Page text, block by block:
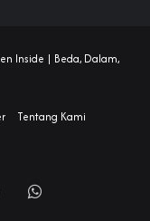
Inside | Beda, Dalam,
Tentang Kami
WhatsApp